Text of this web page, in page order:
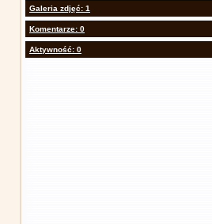
Galeria zdjęć: 1
Komentarze: 0
Aktywność: 0